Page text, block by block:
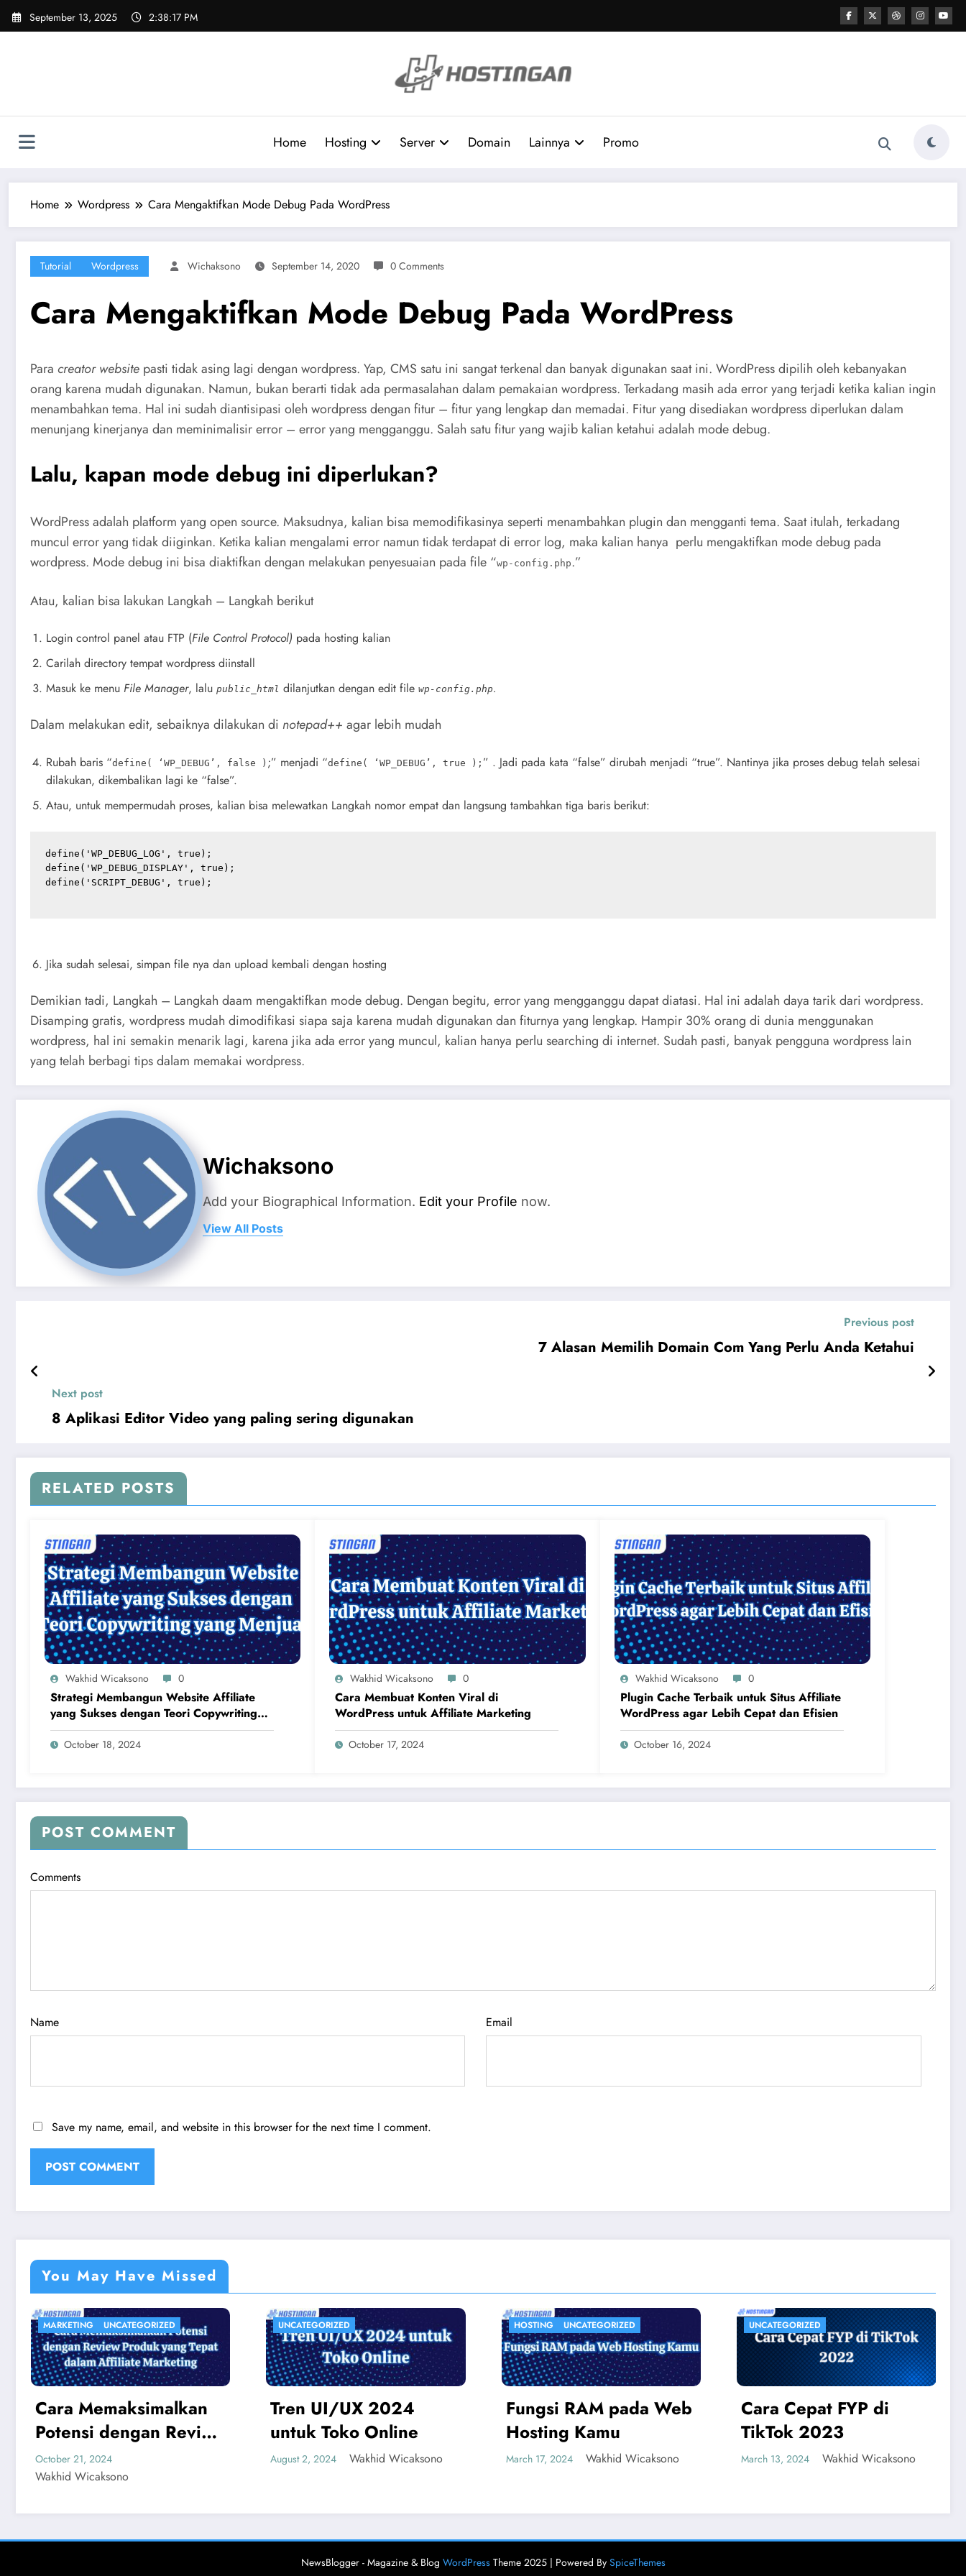
Skip
September 13, 2025 2:38:18 PM
Home Hosting Server Domain Lainnya Promo
Home Wordpress Cara Mengaktifkan Mode Debug Pada WordPress
Tutorial Wordpress Wichaksono September 14, 2020 0 Comments
Cara Mengaktifkan Mode Debug Pada WordPress
Para creator website pasti tidak asing lagi dengan wordpress. Yap, CMS satu ini sangat terkenal dan banyak digunakan saat ini. WordPress dipilih oleh kebanyakan
orang karena mudah digunakan. Namun, bukan berarti tidak ada permasalahan dalam pemakaian wordpress. Terkadang masih ada error yang terjadi ketika kalian ingin
menambahkan tema. Hal ini sudah diantisipasi oleh wordpress dengan fitur – fitur yang lengkap dan memadai. Fitur yang disediakan wordpress diperlukan dalam
menunjang kinerjanya dan meminimalisir error – error yang mengganggu. Salah satu fitur yang wajib kalian ketahui adalah mode debug.
Lalu, kapan mode debug ini diperlukan?
WordPress adalah platform yang open source. Maksudnya, kalian bisa memodifikasinya seperti menambahkan plugin dan mengganti tema. Saat itulah, terkadang
muncul error yang tidak diiginkan. Ketika kalian mengalami error namun tidak terdapat di error log, maka kalian hanya perlu mengaktifkan mode debug pada
wordpress. Mode debug ini bisa diaktifkan dengan melakukan penyesuaian pada file “wp-config.php.”
Atau, kalian bisa lakukan Langkah – Langkah berikut
Login control panel atau FTP (File Control Protocol) pada hosting kalian
Carilah directory tempat wordpress diinstall
Masuk ke menu File Manager, lalu public_html dilanjutkan dengan edit file wp-config.php.
Dalam melakukan edit, sebaiknya dilakukan di notepad++ agar lebih mudah
Rubah baris “define( ‘WP_DEBUG’, false ) ;” menjadi “define( ‘WP_DEBUG’, true ); ” . Jadi pada kata “false” dirubah menjadi “true”. Nantinya jika proses debug telah selesai
dilakukan, dikembalikan lagi ke “false”.
Atau, untuk mempermudah proses, kalian bisa melewatkan Langkah nomor empat dan langsung tambahkan tiga baris berikut:
define('WP_DEBUG_LOG', true);
define('WP_DEBUG_DISPLAY', true);
define('SCRIPT_DEBUG', true);
Jika sudah selesai, simpan file nya dan upload kembali dengan hosting
Demikian tadi, Langkah – Langkah daam mengaktifkan mode debug. Dengan begitu, error yang mengganggu dapat diatasi. Hal ini adalah daya tarik dari wordpress.
Disamping gratis, wordpress mudah dimodifikasi siapa saja karena mudah digunakan dan fiturnya yang lengkap. Hampir 30% orang di dunia menggunakan
wordpress, hal ini semakin menarik lagi, karena jika ada error yang muncul, kalian hanya perlu searching di internet. Sudah pasti, banyak pengguna wordpress lain
yang telah berbagi tips dalam memakai wordpress.
Wichaksono
Add your Biographical Information. Edit your Profile now.
View All Posts
Previous post
7 Alasan Memilih Domain Com Yang Perlu Anda Ketahui
Next post
8 Aplikasi Editor Video yang paling sering digunakan
RELATED POSTS
Wakhid Wicaksono 0
Strategi Membangun Website Affiliate
yang Sukses dengan Teori Copywriting
yang Menjual
October 18, 2024
Wakhid Wicaksono 0
Cara Membuat Konten Viral di
WordPress untuk Affiliate Marketing
October 17, 2024
Wakhid Wicaksono 0
Plugin Cache Terbaik untuk Situs Affiliate
WordPress agar Lebih Cepat dan Efisien
October 16, 2024
POST COMMENT
Comments
Name Email
Save my name, email, and website in this browser for the next time I comment.
You May Have Missed
UNCATEGORIZED
Tren UI/UX 2024
untuk Toko Online
August 2, 2024
HOSTING UNCATEGORIZED
Fungsi RAM pada Web
Hosting Kamu
March 17, 2024 Wakhid Wicaksono
UNCATEGORIZED
Cara Cepat FYP di
TikTok 2023
March 13, 2024 Wakhid Wicaksono
UNCATEGORIZED
Cara Cepat FYP di
TikTok 2022
March 13, 2024 Wakhid Wicaksono
NewsBlogger - Magazine & BlogWordPressTheme 2025 | Powered BySpiceThemes